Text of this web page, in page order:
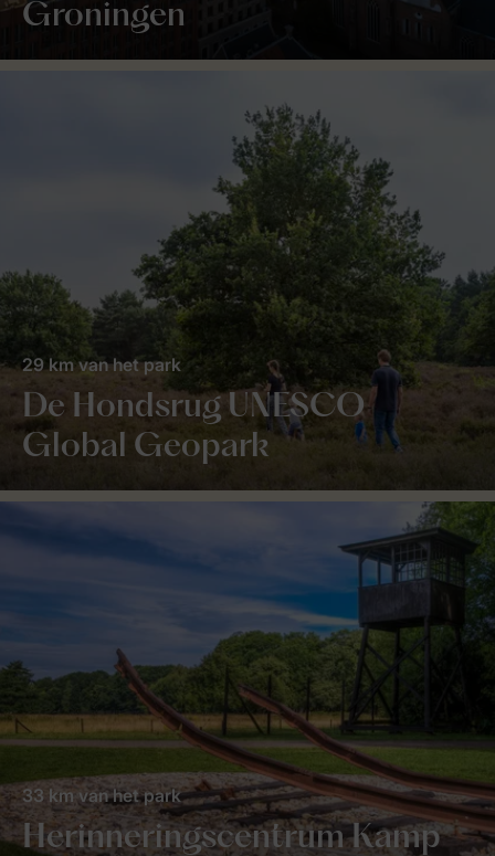
Groningen
De Hondsrug UNESCO
Global Geopark
29 km van het park
Herinneringscentrum Kamp
33 km van het park